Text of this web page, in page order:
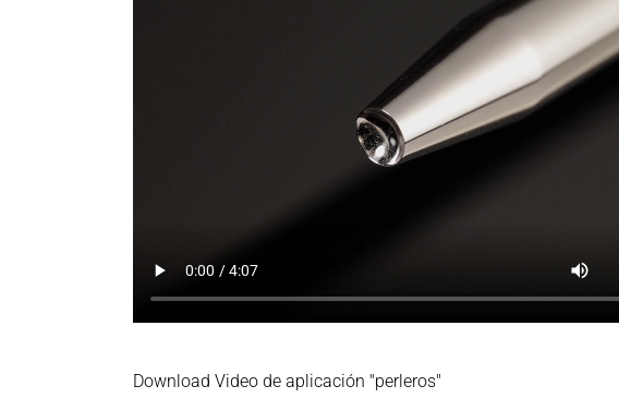
Download Video de aplicación "perleros"